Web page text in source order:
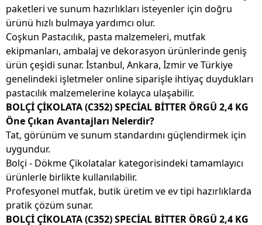
paketleri ve sunum hazırlıkları isteyenler için doğru
ürünü hızlı bulmaya yardımcı olur.
Coşkun Pastacılık, pasta malzemeleri, mutfak
ekipmanları, ambalaj ve dekorasyon ürünlerinde geniş
ürün çeşidi sunar. İstanbul, Ankara, İzmir ve Türkiye
genelindeki işletmeler online siparişle ihtiyaç duydukları
pastacılık malzemelerine kolayca ulaşabilir.
BOLÇİ ÇİKOLATA (C352) SPECİAL BİTTER ÖRGÜ 2,4 KG
Öne Çıkan Avantajları Nelerdir?
Tat, görünüm ve sunum standardını güçlendirmek için
uygundur.
Bolçi - Dökme Çikolatalar kategorisindeki tamamlayıcı
ürünlerle birlikte kullanılabilir.
Profesyonel mutfak, butik üretim ve ev tipi hazırlıklarda
pratik çözüm sunar.
BOLÇİ ÇİKOLATA (C352) SPECİAL BİTTER ÖRGÜ 2,4 KG